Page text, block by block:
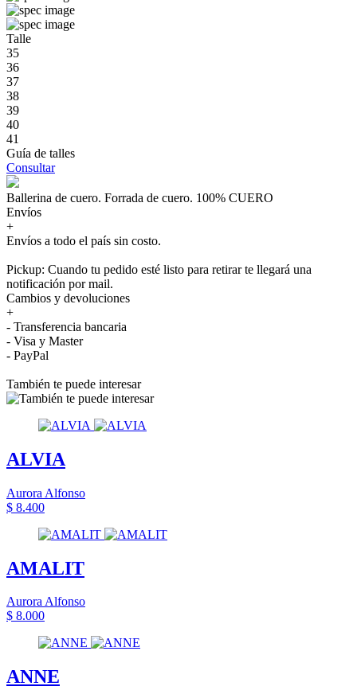
Talle
35
36
37
38
39
40
41
Guía de talles
Consultar
Ballerina de cuero. Forrada de cuero. 100% CUERO
Envíos
+
Envíos a todo el país sin costo.
Pickup: Cuando tu pedido esté listo para retirar te llegará una
notificación por mail.
Cambios y devoluciones
+
- Transferencia bancaria
- Visa y Master
- PayPal
También te puede interesar
ALVIA
Aurora Alfonso
$ 8.400
AMALIT
Aurora Alfonso
$ 8.000
ANNE